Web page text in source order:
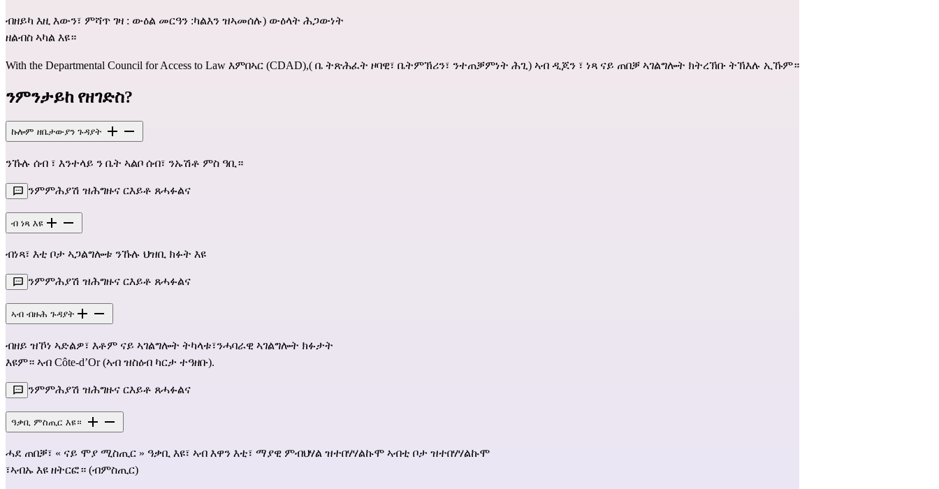
ብዘይካ እዚ እውን፣ ምሻጥ ገዛ : ውዕል መርዓን :ካልእን ዝኣመሰሉ) ውዕላት ሕጋውነት
ዘልብስ ኣካል እዩ።
With the Departmental Council for Access to Law እምበኣር (CDAD),( ቤ ትጽሕፈት ዞባዊ፣ ቤትምኽሪን፣ ንተጠቓምነት ሕጊ) ኣብ ዲጆን ፣ ነጻ ናይ ጠበቓ ኣገልግሎት ክትረኽቡ ትኽእሉ ኢኹም።
ንምንታይከ የዘገድስ?
ኩሎም ዘቤታውያን ጉዳያት
ንኹሉ ሰብ ፣ እንተላይ ን ቤት ኣልቦ ሰብ፣ ንኡሽቶ ምስ ዓቢ።
ንምምሕያሽ ዝሕግዙና ርእይቶ ጸሓፉልና
ብ ነጻ እዩ
ብነጻ፣ እቲ ቦታ ኣጋልግሎቱ ንኹሉ ህዝቢ ክፉት እዩ
ንምምሕያሽ ዝሕግዙና ርእይቶ ጸሓፉልና
ኣብ ብዙሕ ጉዳያት
ብዘይ ዝኾነ ኣድልዎ፣ እቶም ናይ ኣገልግሎት ትካላቱ፣ንሓባራዊ ኣገልግሎት ክፉታት
እዩም። ኣብ Côte-d’Or (ኣብ ዝስዕብ ካርታ ተዓዘቡ).
ንምምሕያሽ ዝሕግዙና ርእይቶ ጸሓፉልና
ዓቃቢ ምስጢር እዩ።
ሓደ ጠበቓ፣ « ናይ ሞያ ሚስጢር » ዓቃቢ እዩ፣ ኣብ እዋን እቲ፣ ማያዊ ምብህሃል ዝተበሃሃልኩሞ ኣብቲ ቦታ ዝተበሃሃልኩሞ
፣ኣብኡ እዩ ዘትርፎ። (ብምስጢር)